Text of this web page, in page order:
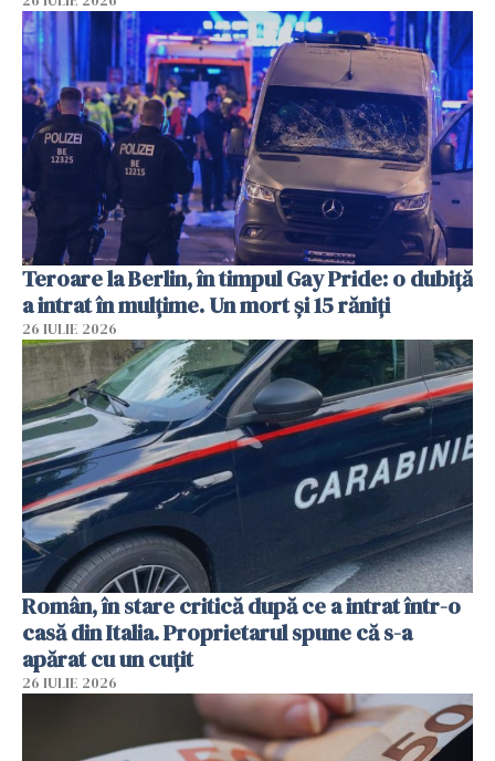
Teroare la Berlin, în timpul Gay Pride: o dubiță
a intrat în mulțime. Un mort și 15 răniți
26 IULIE 2026
Român, în stare critică după ce a intrat într-o
casă din Italia. Proprietarul spune că s-a
apărat cu un cuțit
26 IULIE 2026